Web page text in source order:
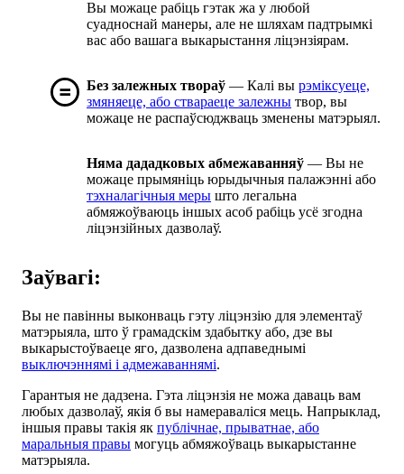
Вы можаце рабіць гэтак жа у любой
суадноснай манеры, але не шляхам падтрымкі
вас або вашага выкарыстання ліцэнзіярам.
Без залежных твораў — Калі вы рэміксуеце,
змяняеце, або ствараеце залежны твор, вы
можаце не распаўсюджваць зменены матэрыял.
Няма дададковых абмежаванняў — Вы не
можаце прымяніць юрыдычныя палажэнні або
тэхналагічныя меры што легальна
абмяжоўваюць іншых асоб рабіць усё згодна
ліцэнзійных дазволаў.
Заўвагі:
Вы не павінны выконваць гэту ліцэнзію для элементаў
матэрыяла, што ў грамадскім здабытку або, дзе вы
выкарыстоўваеце яго, дазволена адпаведнымі
выключэннямі і адмежаваннямі.
Гарантыя не дадзена. Гэта ліцэнзія не можа даваць вам
любых дазволаў, якія б вы намераваліся мець. Напрыклад,
іншыя правы такія як публічнае, прыватнае, або
маральныя правы могуць абмяжоўваць выкарыстанне
матэрыяла.